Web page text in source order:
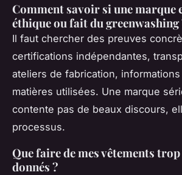
Comment savoir si une marque
éthique ou fait du greenwashing
Il faut chercher des preuves
certifications indépendantes,
ateliers de fabrication,
matières utilisées. Une marque
contente pas de beaux discours,
processus.
Que faire de mes vêtements
donnés ?